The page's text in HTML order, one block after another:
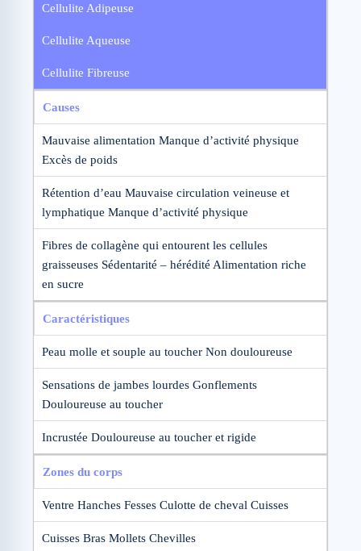
Cellulite Adipeuse
Cellulite Aqueuse
Cellulite Fibreuse
Causes
Mauvaise alimentation Manque d’activité physique
Excès de poids
Rétention d’eau Mauvaise circulation veineuse et
lymphatique Manque d’activité physique
Fibres de collagène qui entourent les cellules
graisseuses Sédentarité – hérédité Alimentation riche
en sucre
Caractéristiques
Peau molle et souple au toucher Non douloureuse
Sensations de jambes lourdes Gonflements
Douloureuse au toucher
Incrustée Douloureuse au toucher et rigide
Zones du corps
Ventre Hanches Fesses Culotte de cheval Cuisses
Cuisses Bras Mollets Chevilles